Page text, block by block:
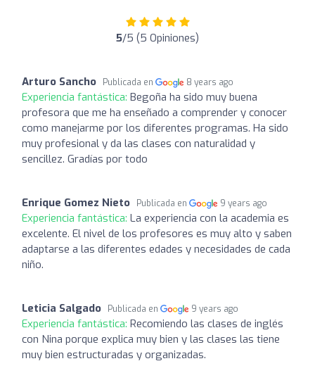
5/5 (5 Opiniones)
Arturo Sancho Publicada en 8 years ago
Experiencia fantástica: Begoña ha sido muy buena
profesora que me ha enseñado a comprender y conocer
como manejarme por los diferentes programas. Ha sido
muy profesional y da las clases con naturalidad y
sencillez. Gradías por todo
Enrique Gomez Nieto Publicada en 9 years ago
Experiencia fantástica: La experiencia con la academia es
excelente. El nivel de los profesores es muy alto y saben
adaptarse a las diferentes edades y necesidades de cada
niño.
Leticia Salgado Publicada en 9 years ago
Experiencia fantástica: Recomiendo las clases de inglés
con Nina porque explica muy bien y las clases las tiene
muy bien estructuradas y organizadas.